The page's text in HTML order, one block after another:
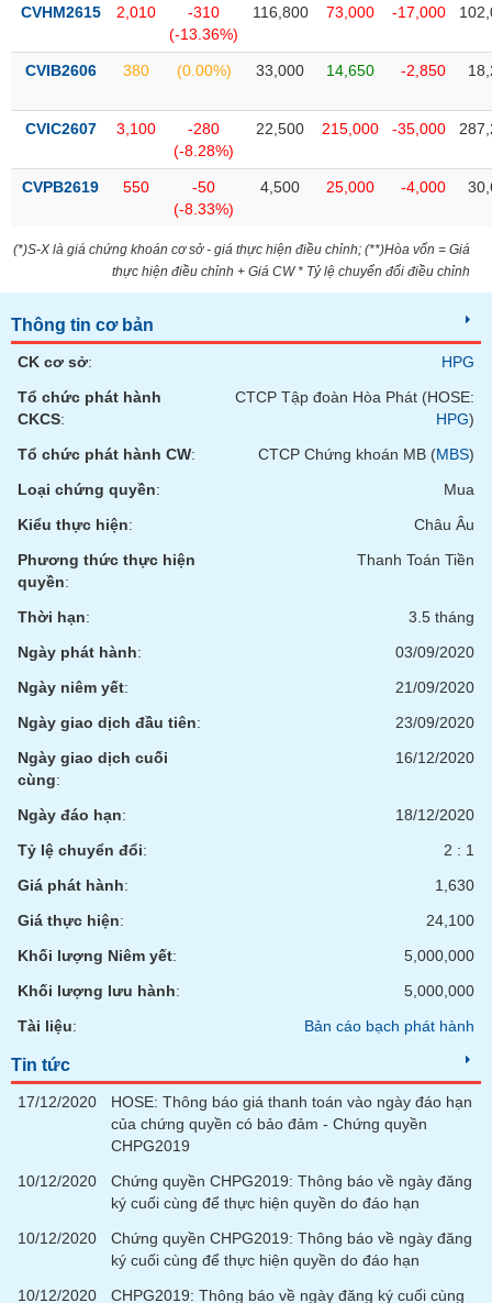
CVHM2615 2,010
-310
(-13.36%)
116,800 73,000 -17,000
CVIB2606 380 (0.00%) 33,000 14,650 -2,850
CVIC2607 3,100
-280
(-8.28%)
22,500 215,000 -35,000
CVPB2619 550
-50
(-8.33%)
4,500 25,000 -4,000
(*)S-X là giá chứng khoán cơ sở - giá thực hiện điều chỉnh; (**)Hòa vốn = Giá
thực hiện điều chỉnh + Giá CW * Tỷ lệ chuyển đổi điều chỉnh
Thông tin cơ bản
CK cơ sở:
HPG
Tổ chức phát hành
CKCS:
CTCP Tập đoàn Hòa Phát (HOSE:
HPG)
Tổ chức phát hành CW: CTCP Chứng khoán MB (MBS)
Loại chứng quyền:
Mua
Kiểu thực hiện:
Châu Âu
Phương thức thực hiện
quyền:
Thanh Toán Tiền
Thời hạn:
3.5 tháng
Ngày phát hành:
03/09/2020
Ngày niêm yết:
21/09/2020
Ngày giao dịch đầu tiên:
23/09/2020
Ngày giao dịch cuối
cùng:
16/12/2020
Ngày đáo hạn:
18/12/2020
Tỷ lệ chuyển đổi:
2 : 1
Giá phát hành:
1,630
Giá thực hiện:
24,100
Khối lượng Niêm yết:
5,000,000
Khối lượng lưu hành:
5,000,000
Tài liệu: Bản cáo bạch phát hành
Tin tức
17/12/2020
HOSE: Thông báo giá thanh toán vào ngày đáo hạn
của chứng quyền có bảo đảm - Chứng quyền
CHPG2019
10/12/2020
Chứng quyền CHPG2019: Thông báo về ngày đăng
ký cuối cùng để thực hiện quyền do đáo hạn
10/12/2020
Chứng quyền CHPG2019: Thông báo về ngày đăng
ký cuối cùng để thực hiện quyền do đáo hạn
10/12/2020
CHPG2019: Thông báo về ngày đăng ký cuối cùng
ÍCH
BẤT
SẢN
chứng
khoán
Tất cả Cổ phiếu Chứng
đạo
(-)
Tất cả Người nội bộ Người liên quan Cổ đông lớn
Tin
(-)
Bài
viết
của
tác
giả
(-)
Báo
phân
tích
(-)
Thuật
(-)
Dịch
(-)